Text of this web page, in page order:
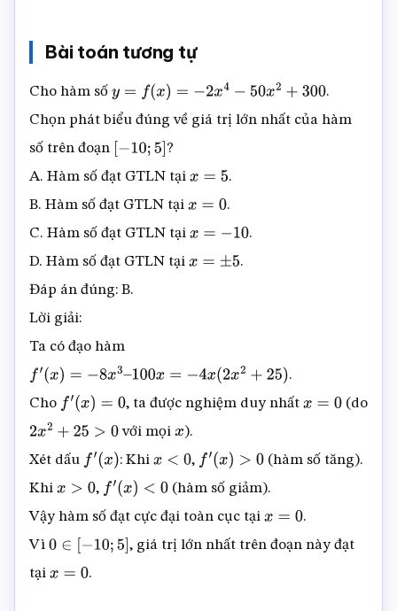
Bài toán tương tự
Cho hàm số y =f( x )=− 2x 50x 300
.
Chọn phát biểu đúng về giá trị lớn nhất của hàm
số trên đoạn [ 10;5] ?
A. Hàm số đạt GTLN tại x=5
.
B. Hàm số đạt GTLN tại x=0
.
C. Hàm số đạt GTLN tại x=−
.
D. Hàm số đạt GTLN tại x=± 5
.
Đáp án đúng: B.
Lời giải:
Ta có đạo hàm
f′ x)= −8 –100 x=−4x (2 +25)
.
Cho f′ x)= 0 , ta được nghiệm duy nhất x=0 (do
2x2 25>0 với mọix ).
Xét dấu f′ x) : Khi x<0 , f′ x)> 0
(hàm số tăng).
Khi x>0 , f′ x)<
(hàm số giảm).
Vậy hàm số đạt cực đại toàn cục tại x=0
.
Vì 0 ∈[ − 10;5]
, giá trị lớn nhất trên đoạn này đạt
tại x=0 .